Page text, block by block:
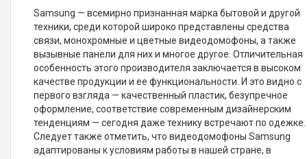
Samsung — всемирно признанная марка бытовой и другой
техники, среди которой широко представлены средства
связи, монохромные и цветные видеодомофоны, а также
вызывные панели для них и многое другое. Отличительная
особенность этого производителя заключается в высоком
качестве продукции и ее функциональности. И это видно с
первого взгляда — качественный пластик, безупречное
оформление, соответствие современным дизайнерским
тенденциям — сегодня даже технику встречают по одежке.
Следует также отметить, что видеодомофоны Samsung
адаптированы к условиям работы в нашей стране, в